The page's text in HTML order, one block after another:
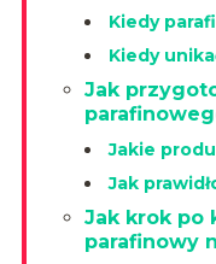
Kiedy
Kiedy
Jak
Jakie
Jak
Jak krok po
parafinowy